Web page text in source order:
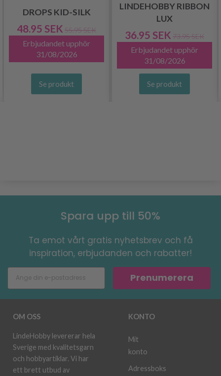
DROPS KID-SILK
48.95 SEK 55.95 SEK
Erbjudandet upphör
31/08/2026
Se produkt
LINDEHOBBY RIBBON
LUX
36.95 SEK 73.95 SEK
Erbjudandet upphör
31/08/2026
Se produkt
Spara upp till 50%
Ta emot vårt gratis nyhetsbrev och få
inspiration, erbjudanden och rabatter!
Prenumerera
OM OSS
LindeHobby levererar hela
Sverige med kvalitetsgarn
och hobbyartiklar. Vi har
ett brett utbud av
KONTO
Mit
konto
Adressboks